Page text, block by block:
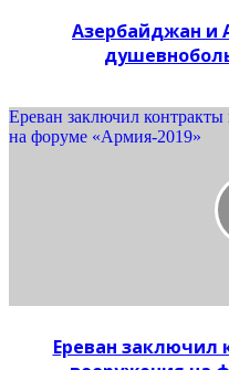
Азербайджан и
Ереван заключил
на форуме «Армия-2019»
Ереван заключил